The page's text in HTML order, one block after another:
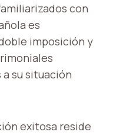
con
es
imposición y
su situación
exitosa reside